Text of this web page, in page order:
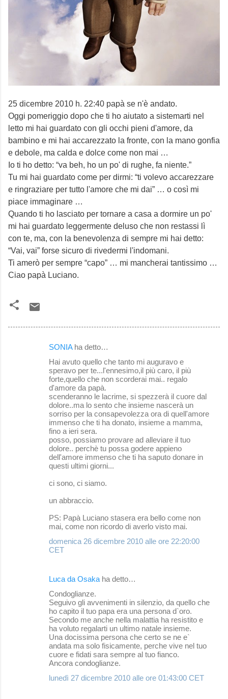
25 dicembre 2010 h. 22:40 papà se n'è andato.
Oggi pomeriggio dopo che ti ho aiutato a sistemarti nel
letto mi hai guardato con gli occhi pieni d'amore, da
bambino e mi hai accarezzato la fronte, con la mano gonfia
e debole, ma calda e dolce come non mai …
Io ti ho detto: “va beh, ho un po' di rughe, fa niente.”
Tu mi hai guardato come per dirmi: “ti volevo accarezzare
e ringraziare per tutto l'amore che mi dai” … o così mi
piace immaginare …
Quando ti ho lasciato per tornare a casa a dormire un po'
mi hai guardato leggermente deluso che non restassi lì
con te, ma, con la benevolenza di sempre mi hai detto:
“Vai, vai” forse sicuro di rivedermi l'indomani.
Ti amerò per sempre “capo” … mi mancherai tantissimo …
Ciao papà Luciano.
SONIAha detto…
Hai avuto quello che tanto mi auguravo e
speravo per te...l'ennesimo,il più caro, il più
forte,quello che non scorderai mai.. regalo
d'amore da papà.
scenderanno le lacrime, si spezzerà il cuore dal
dolore..ma lo sento che insieme nascerà un
sorriso per la consapevolezza ora di quell'amore
immenso che ti ha donato, insieme a mamma,
fino a ieri sera.
posso, possiamo provare ad alleviare il tuo
dolore.. perchè tu possa godere appieno
dell'amore immenso che ti ha saputo donare in
questi ultimi giorni...
ci sono, ci siamo.
un abbraccio.
PS: Papà Luciano stasera era bello come non
mai, come non ricordo di averlo visto mai.
domenica 26 dicembre 2010 alle ore 22:20:00
CET
Luca da Osaka ha detto…
Condoglianze.
Seguivo gli avvenimenti in silenzio, da quello che
ho capito il tuo papa era una persona d`oro.
Secondo me anche nella malattia ha resistito e
ha voluto regalarti un ultimo natale insieme.
Una docissima persona che certo se ne e`
andata ma solo fisicamente, perche vive nel tuo
cuore e fidati sara sempre al tuo fianco.
Ancora condoglianze.
lunedì 27 dicembre 2010 alle ore 01:43:00 CET